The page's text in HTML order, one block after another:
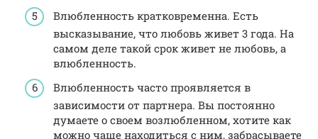
Влюбленность кратковременна. Есть
высказывание, что любовь живет 3 года. На
самом деле такой срок живет не любовь, а
влюбленность.
Влюбленность часто проявляется в
зависимости от партнера. Вы постоянно
думаете о своем возлюбленном, хотите как
можно чаще находиться с ним, забрасываете